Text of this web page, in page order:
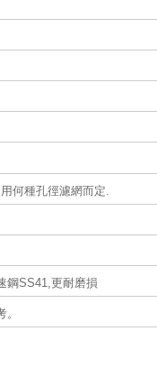
何種孔徑濾網而定.
鋼SS41,更耐磨損